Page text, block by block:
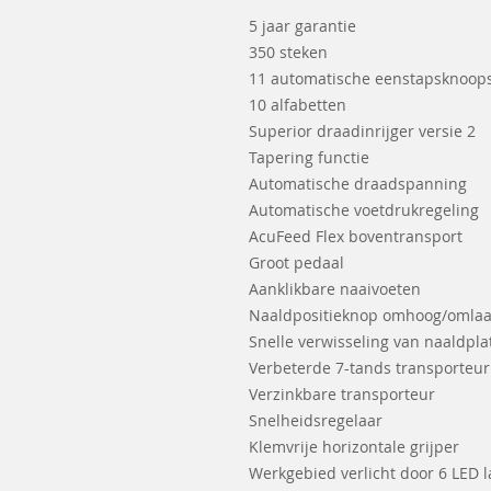
5 jaar garantie
350 steken
11 automatische
10 alfabetten
Superior draadinrijger versie 2
Tapering functie
Automatische draadspanning
Automatische voetdrukregeling
AcuFeed Flex boventransport
Groot pedaal
Aanklikbare naaivoeten
Naaldpositieknop omhoog/
Snelle verwisseling van
Verbeterde 7-tands transporteur
Verzinkbare transporteur
Snelheidsregelaar
Klemvrije horizontale grijper
Werkgebied verlicht door 6 LED